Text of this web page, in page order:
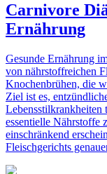
Carnivore
Ernährung
Gesunde Ernährung
von nährstoffreichen
Knochenbrühen, die
Ziel ist es,
Lebensstilkrankheiten
essentielle Nährstoffe
einschränkend
Fleischgerichts